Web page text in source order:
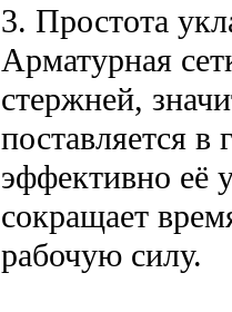
3. Простота
Арматурная
стержней,
поставляется в
эффективно её
сокращает
рабочую силу.